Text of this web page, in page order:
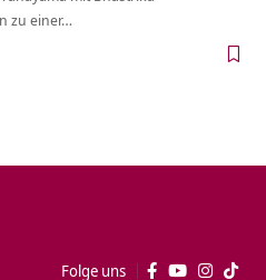
zu einer…
Folge uns